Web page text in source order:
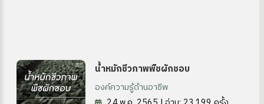
น้ำหมักชีวภาพพืชผักชอบ
องค์ความรู้ด้านอาชีพ